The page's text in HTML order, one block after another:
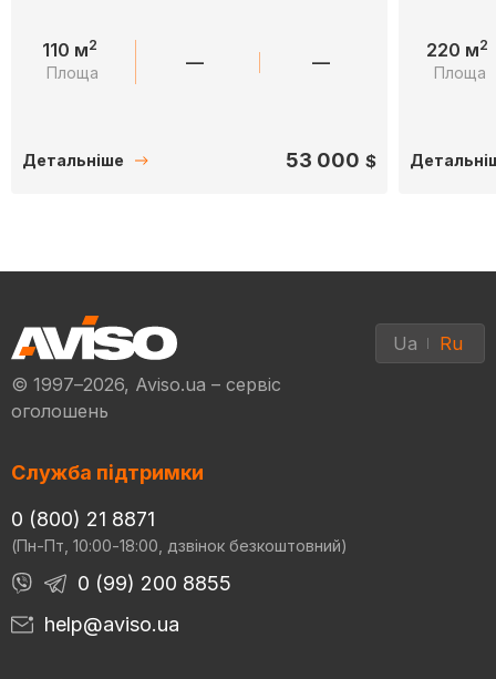
110 м2
Площа — —
Детальніше 53 000 $
220 м2
Площа
© 1997–2026, Aviso.ua – сервіс
оголошень
Ua Ru
Служба підтримки
0 (800) 21 8871
(Пн-Пт, 10:00-18:00, дзвінок безкоштовний)
0 (99) 200 8855
help@aviso.ua